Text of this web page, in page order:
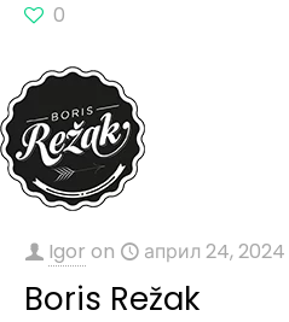
0
Igor on април 24, 2024
Boris Režak